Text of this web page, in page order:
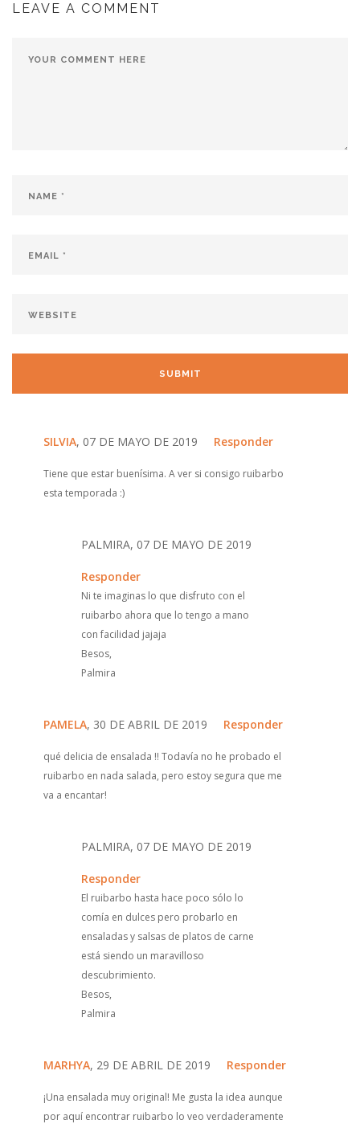
LEAVE A COMMENT
SILVIA, 07 DE MAYO DE 2019 Responder
Tiene que estar buenísima. A ver si consigo ruibarbo
esta temporada :)
PALMIRA, 07 DE MAYO DE 2019
Responder
Ni te imaginas lo que disfruto con el
ruibarbo ahora que lo tengo a mano
con facilidad jajaja
Besos,
Palmira
PAMELA, 30 DE ABRIL DE 2019 Responder
qué delicia de ensalada !! Todavía no he probado el
ruibarbo en nada salada, pero estoy segura que me
va a encantar!
PALMIRA, 07 DE MAYO DE 2019
Responder
El ruibarbo hasta hace poco sólo lo
comía en dulces pero probarlo en
ensaladas y salsas de platos de carne
está siendo un maravilloso
descubrimiento.
Besos,
Palmira
MARHYA, 29 DE ABRIL DE 2019 Responder
¡Una ensalada muy original! Me gusta la idea aunque
por aquí encontrar ruibarbo lo veo verdaderamente